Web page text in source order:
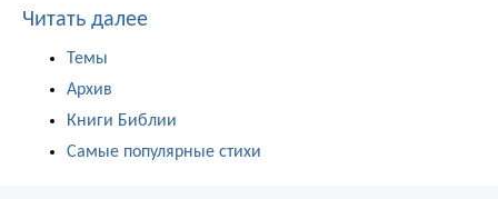
Читать далее
Темы
Архив
Книги Библии
Самые популярные стихи